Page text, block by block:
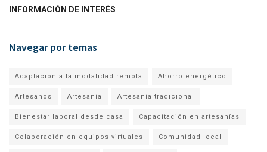
INFORMACIÓN DE INTERÉS
Navegar por temas
Adaptación a la modalidad remota Ahorro energético
Artesanos Artesanía Artesanía tradicional
Bienestar laboral desde casa Capacitación en artesanías
Colaboración en equipos virtuales Comunidad local